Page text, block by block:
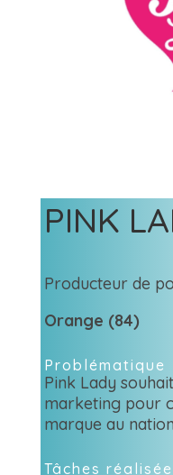
PINK
Producteur de
Orange (84)
Problématique
Pink Lady
marketing pour
marque au
Tâches